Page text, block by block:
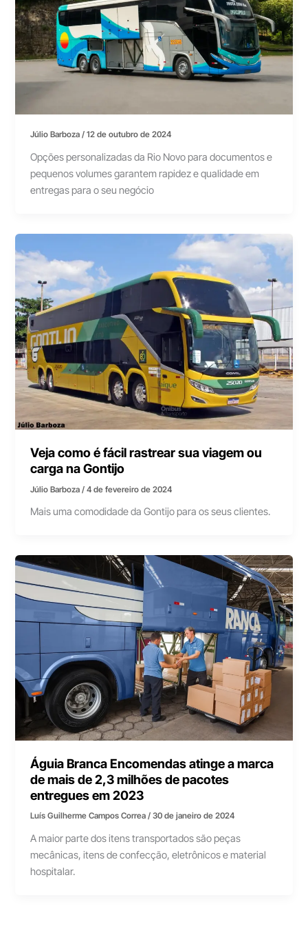
Júlio Barboza/12 de outubro de 2024
Opções personalizadas da Rio Novo para documentos e
pequenos volumes garantem rapidez e qualidade em
entregas para o seu negócio
Veja como é fácil rastrear sua viagem ou
carga na Gontijo
Júlio Barboza/4 de fevereiro de 2024
Mais uma comodidade da Gontijo para os seus clientes.
Águia Branca Encomendas atinge a marca
de mais de 2,3 milhões de pacotes
entregues em 2023
Luís Guilherme Campos Correa/30 de janeiro de 2024
A maior parte dos itens transportados são peças
mecânicas, itens de confecção, eletrônicos e material
hospitalar.